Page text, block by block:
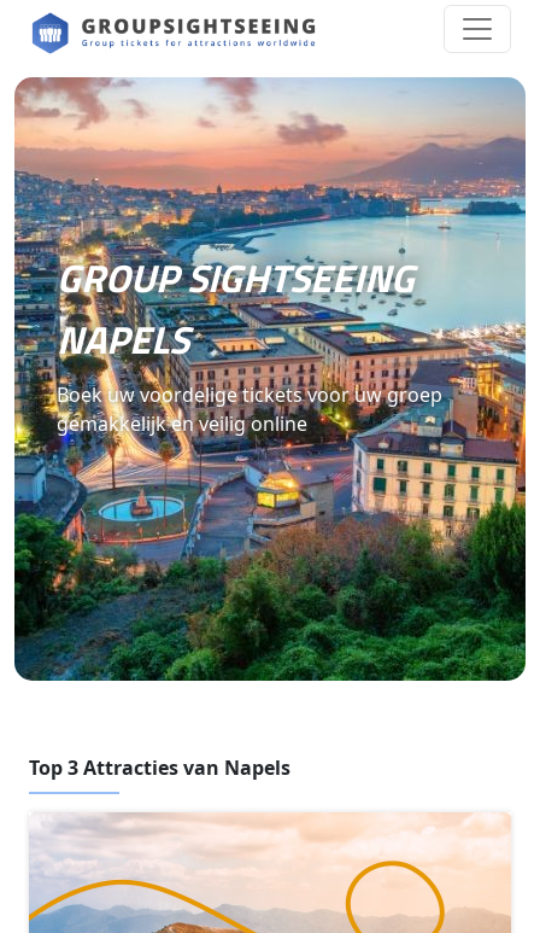
GROUP SIGHTSEEING
NAPELS
Boek uw voordelige tickets voor uw groep
gemakkelijk en veilig online
Top 3 Attracties van Napels